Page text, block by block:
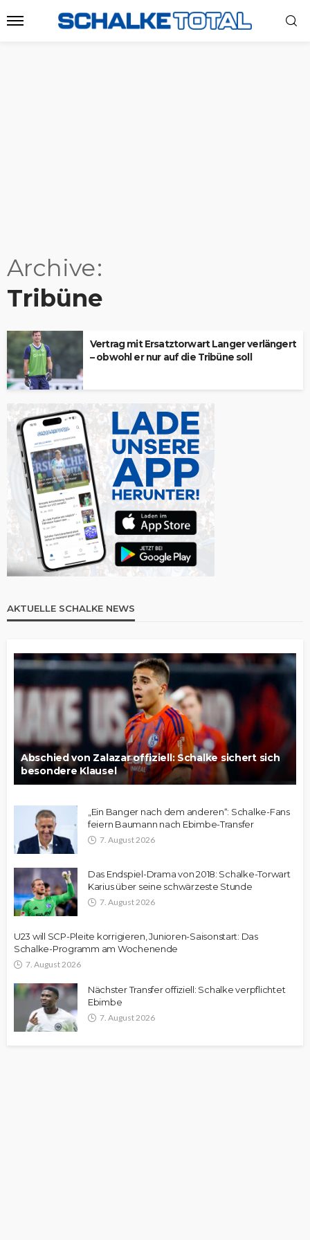
Archive
Tribüne
Vertrag mit Ersatztorwart Langer verlängert
– obwohl er nur auf die Tribüne soll
AKTUELLE SCHALKE NEWS
Abschied von Zalazar offiziell: Schalke sichert sich
besondere Klausel
„Ein Banger nach dem anderen“: Schalke-Fans
feiern Baumann nach Ebimbe-Transfer
7. August 2026
Das Endspiel-Drama von 2018: Schalke-Torwart
Karius über seine schwärzeste Stunde
7. August 2026
U23 will SCP-Pleite korrigieren, Junioren-Saisonstart: Das
Schalke-Programm am Wochenende
7. August 2026
Nächster Transfer offiziell: Schalke verpflichtet
Ebimbe
7. August 2026